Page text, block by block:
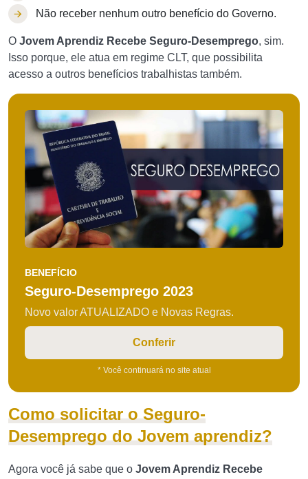
Não receber nenhum outro benefício do Governo.
O Jovem Aprendiz Recebe Seguro-Desemprego, sim.
Isso porque, ele atua em regime CLT, que possibilita
acesso a outros benefícios trabalhistas também.
BENEFÍCIO
Seguro-Desemprego 2023
Novo valor ATUALIZADO e Novas Regras.
Conferir
* Você continuará no site atual
Como solicitar o Seguro-
Desemprego do Jovem aprendiz?
Agora você já sabe que o Jovem Aprendiz Recebe